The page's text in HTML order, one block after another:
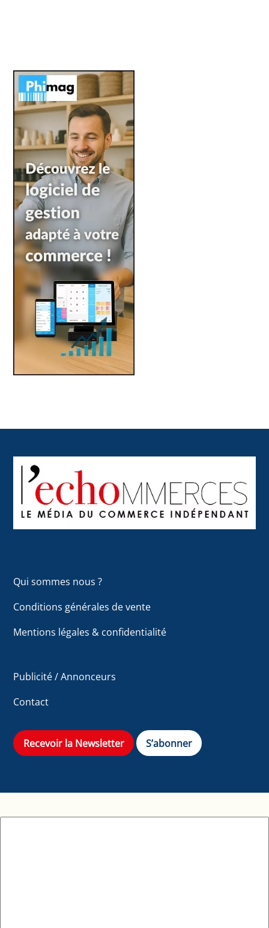
To
Top
Qui sommes nous ?
Conditions générales de vente
Mentions légales & confidentialité
Publicité / Annonceurs
Contact
Recevoir la Newsletter S’abonner